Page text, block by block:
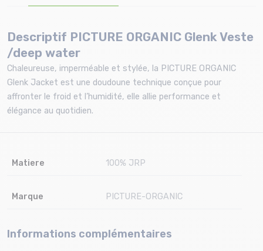
Descriptif PICTURE ORGANIC Glenk Veste
/deep water
Chaleureuse, imperméable et stylée, la PICTURE ORGANIC
Glenk Jacket est une doudoune technique conçue pour
affronter le froid et l’humidité, elle allie performance et
élégance au quotidien.
Matiere 100% JRP
Marque PICTURE-ORGANIC
Informations complémentaires